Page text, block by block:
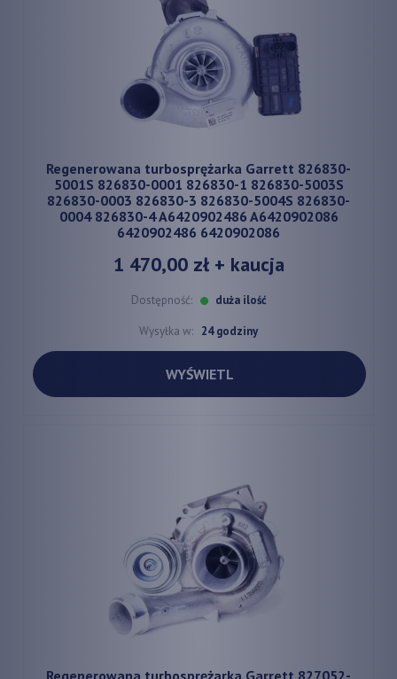
Regenerowana turbosprężarka Garrett 826830-
5001S 826830-0001 826830-1 826830-5003S
826830-0003 826830-3 826830-5004S 826830-
0004 826830-4 A6420902486 A6420902086
6420902486 6420902086
1 470,00 zł+ kaucja
Dostępność: duża ilość
Wysyłka w: 24 godziny
WYŚWIETL
Regenerowana turbosprężarka Garrett 827052-